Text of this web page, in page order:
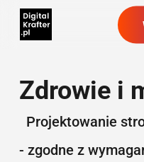
Skip
Zdrowie i
Projektowanie
- zgodne z